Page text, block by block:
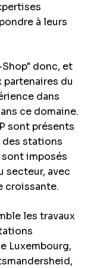
à leurs
donc, et
partenaires du
dans
ce domaine.
sont présents
des stations
imposés
secteur, avec
croissante.
les travaux
Luxembourg,